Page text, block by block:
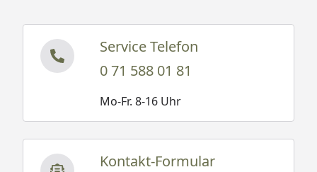
Service Telefon
0 71 588 01 81
Mo-Fr. 8-16 Uhr
Kontakt-Formular